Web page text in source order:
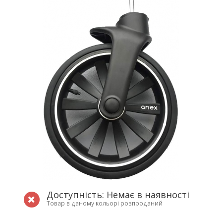
Доступність: Немає в наявності
Товар в даному кольорі розпроданий